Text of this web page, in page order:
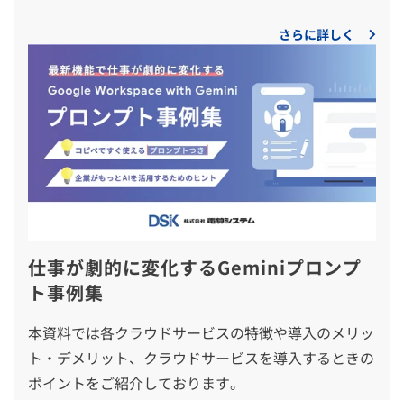
さらに詳しく
仕事が劇的に変化するGeminiプロンプ
ト事例集
本資料では各クラウドサービスの特徴や導入のメリッ
ト・デメリット、クラウドサービスを導入するときの
ポイントをご紹介しております。